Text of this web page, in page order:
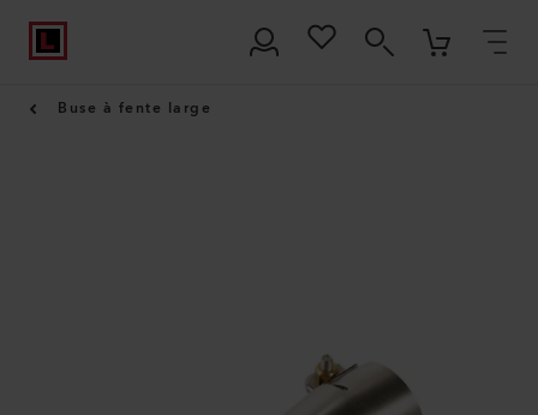
Buse à fente large